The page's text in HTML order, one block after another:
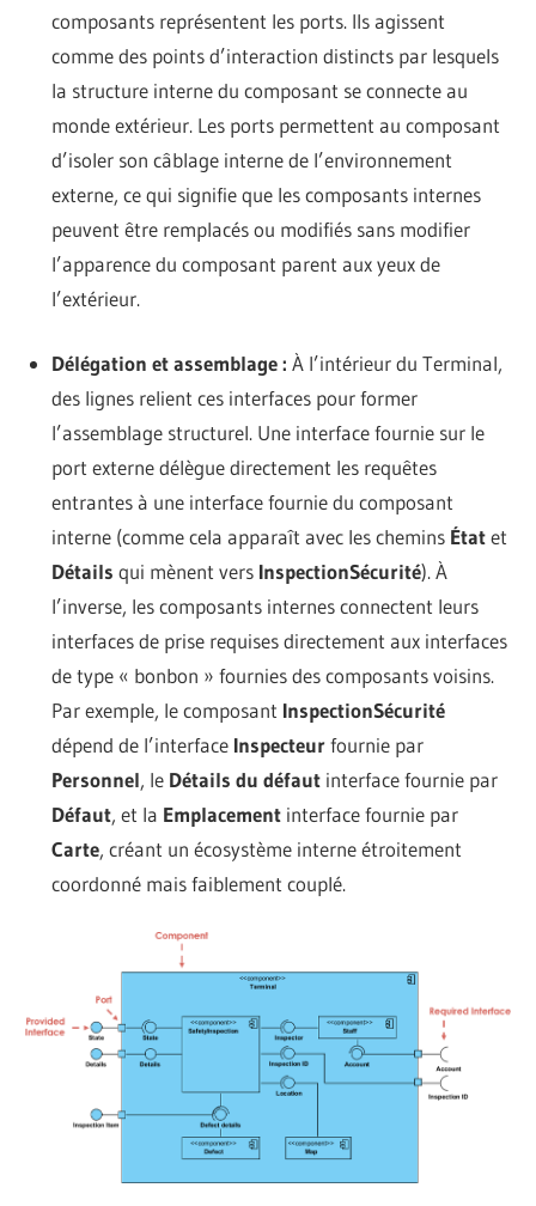
composants représentent les ports. Ils agissent
comme des points d’interaction distincts par lesquels
la structure interne du composant se connecte au
monde extérieur. Les ports permettent au composant
d’isoler son câblage interne de l’environnement
externe, ce qui signifie que les composants internes
peuvent être remplacés ou modifiés sans modifier
l’apparence du composant parent aux yeux de
l’extérieur.
Délégation et assemblage : À l’intérieur du Terminal,
des lignes relient ces interfaces pour former
l’assemblage structurel. Une interface fournie sur le
port externe délègue directement les requêtes
entrantes à une interface fournie du composant
interne (comme cela apparaît avec les chemins Étatet
Détails qui mènent vers InspectionSécurité). À
l’inverse, les composants internes connectent leurs
interfaces de prise requises directement aux interfaces
de type « bonbon » fournies des composants voisins.
Par exemple, le composant InspectionSécurité
dépend de l’interface Inspecteurfournie par
Personnel, le Détails du défautinterface fournie par
Défaut, et la Emplacementinterface fournie par
Carte, créant un écosystème interne étroitement
coordonné mais faiblement couplé.